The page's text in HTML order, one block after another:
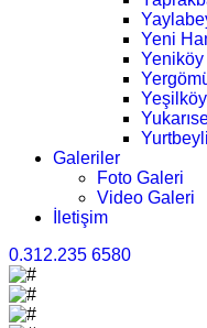
Yeni
Galeriler
Foto Galeri
Video Galeri
İletişim
0.312.235 6580